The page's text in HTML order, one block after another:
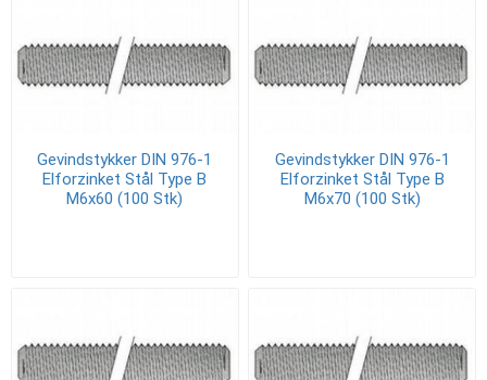
Gevindstykker DIN 976-1
Elforzinket Stål Type B
M6x60 (100 Stk)
Gevindstykker DIN 976-1
Elforzinket Stål Type B
M6x70 (100 Stk)